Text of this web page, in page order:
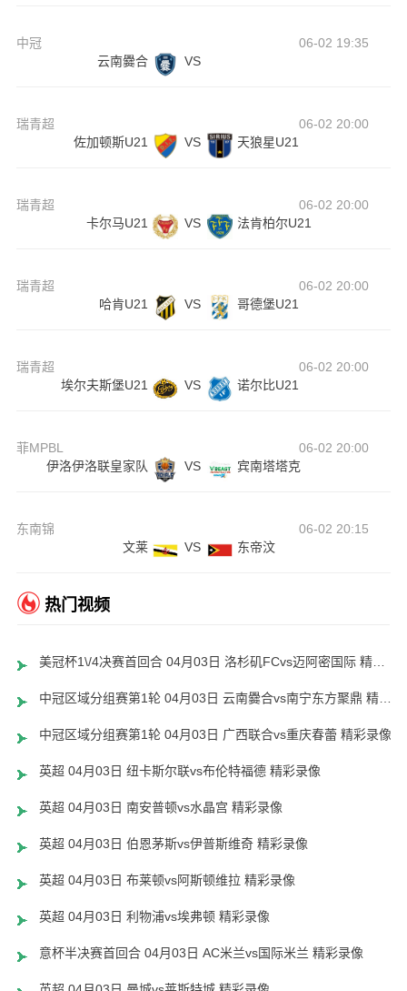
中冠
06-02 19:35
云南爨合
VS
瑞青超
06-02 20:00
佐加顿斯U21
VS 天狼星U21
瑞青超
06-02 20:00
卡尔马U21
VS 法肯柏尔U21
瑞青超
06-02 20:00
哈肯U21
VS 哥德堡U21
瑞青超
06-02 20:00
埃尔夫斯堡U21
VS 诺尔比U21
菲MPBL
06-02 20:00
伊洛伊洛联皇家队
VS 宾南塔塔克
东南锦
06-02 20:15
文莱
VS 东帝汶
热门视频
美冠杯1\/4决赛首回合 04月03日 洛杉矶FCvs迈阿密国际 精彩录像
中冠区域分组赛第1轮 04月03日 云南爨合vs南宁东方聚鼎 精彩录像
中冠区域分组赛第1轮 04月03日 广西联合vs重庆春蕾 精彩录像
英超 04月03日 纽卡斯尔联vs布伦特福德 精彩录像
英超 04月03日 南安普顿vs水晶宫 精彩录像
英超 04月03日 伯恩茅斯vs伊普斯维奇 精彩录像
英超 04月03日 布莱顿vs阿斯顿维拉 精彩录像
英超 04月03日 利物浦vs埃弗顿 精彩录像
意杯半决赛首回合 04月03日 AC米兰vs国际米兰 精彩录像